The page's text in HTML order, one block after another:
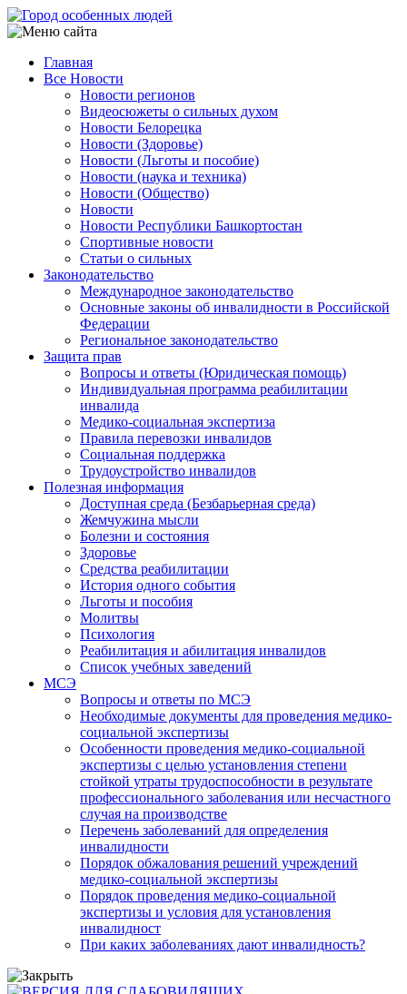
Перейти
к
содержанию
Main
navigation
Главная
Все Новости
Новости регионов
Видеосюжеты о сильных духом
Новости Белорецка
Новости (Здоровье)
Новости (Льготы и пособие)
Новости (наука и техника)
Новости (Общество)
Новости
Новости Республики Башкортостан
Спортивные новости
Статьи о сильных
Законодательство
Международное законодательство
Основные законы об инвалидности в Российской
Федерации
Региональное законодательство
Защита прав
Вопросы и ответы (Юридическая помощь)
Индивидуальная программа реабилитации
инвалида
Медико-социальная экспертиза
Правила перевозки инвалидов
Социальная поддержка
Трудоустройство инвалидов
Полезная информация
Доступная среда (Безбарьерная среда)
Жемчужина мысли
Болезни и состояния
Здоровье
Средства реабилитации
История одного события
Льготы и пособия
Молитвы
Психология
Реабилитация и абилитация инвалидов
Список учебных заведений
МСЭ
Вопросы и ответы по МСЭ
Необходимые документы для проведения медико-
социальной экспертизы
Особенности проведения медико-социальной
экспертизы с целью установления степени
стойкой утраты трудоспособности в результате
профессионального заболевания или несчастного
случая на производстве
Перечень заболеваний для определения
инвалидности
Порядок обжалования решений учреждений
медико-социальной экспертизы
Порядок проведения медико-социальной
экспертизы и условия для установления
инвалидност
При каких заболеваниях дают инвалидность?